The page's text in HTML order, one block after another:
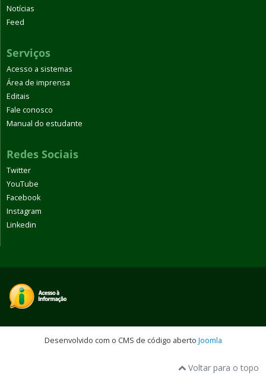
Notícias
Feed
Serviços
Acesso a sistemas
Área de imprensa
Editais
Fale conosco
Manual do estudante
Redes Sociais
Twitter
YouTube
Facebook
Instagram
Linkedin
Desenvolvido com o CMS de código aberto Joomla
Voltar para o topo